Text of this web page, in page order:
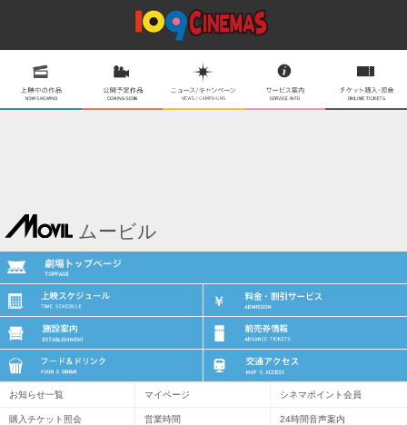
ムービル
お知らせ一覧 マイページ シネマポイント会員
購入チケット照会 営業時間 24時間音声案内